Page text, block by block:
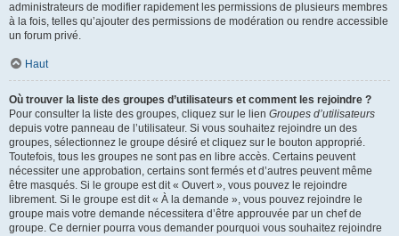
administrateurs de modifier rapidement les permissions de plusieurs membres
à la fois, telles qu’ajouter des permissions de modération ou rendre accessible
un forum privé.
Haut
Où trouver la liste des groupes d’utilisateurs et comment les rejoindre ?
Pour consulter la liste des groupes, cliquez sur le lien Groupes d’utilisateurs
depuis votre panneau de l’utilisateur. Si vous souhaitez rejoindre un des
groupes, sélectionnez le groupe désiré et cliquez sur le bouton approprié.
Toutefois, tous les groupes ne sont pas en libre accès. Certains peuvent
nécessiter une approbation, certains sont fermés et d’autres peuvent même
être masqués. Si le groupe est dit « Ouvert », vous pouvez le rejoindre
librement. Si le groupe est dit « À la demande », vous pouvez rejoindre le
groupe mais votre demande nécessitera d’être approuvée par un chef de
groupe. Ce dernier pourra vous demander pourquoi vous souhaitez rejoindre